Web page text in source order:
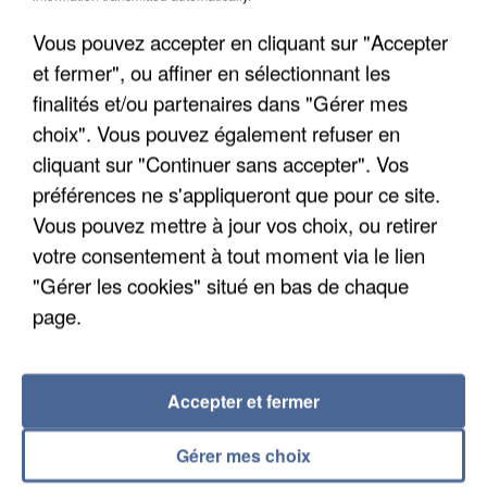
UN SECOND CADRE DE LA DZ MAFIA
INTERPELLÉ EN ALGÉRIE
Vous pouvez accepter en cliquant sur "Accepter
et fermer", ou affiner en sélectionnant les
finalités et/ou partenaires dans "Gérer mes
choix". Vous pouvez également refuser en
cliquant sur "Continuer sans accepter". Vos
préférences ne s'appliqueront que pour ce site.
Vous pouvez mettre à jour vos choix, ou retirer
votre consentement à tout moment via le lien
"Gérer les cookies" situé en bas de chaque
page.
Gérer mes choix
Accepter et fermer